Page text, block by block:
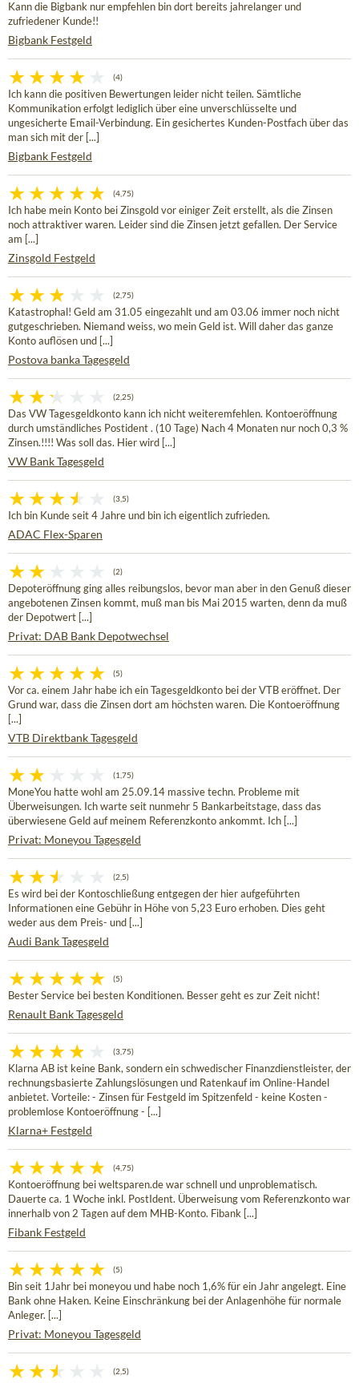
Kann die Bigbank nur empfehlen bin dort bereits jahrelanger und
zufriedener Kunde!!
Bigbank Festgeld
(4)
Ich kann die positiven Bewertungen leider nicht teilen. Sämtliche
Kommunikation erfolgt lediglich über eine unverschlüsselte und
ungesicherte Email-Verbindung. Ein gesichertes Kunden-Postfach über das
man sich mit der [...]
Bigbank Festgeld
(4,75)
Ich habe mein Konto bei Zinsgold vor einiger Zeit erstellt, als die Zinsen
noch attraktiver waren. Leider sind die Zinsen jetzt gefallen. Der Service
am [...]
Zinsgold Festgeld
(2,75)
Katastrophal! Geld am 31.05 eingezahlt und am 03.06 immer noch nicht
gutgeschrieben. Niemand weiss, wo mein Geld ist. Will daher das ganze
Konto auflösen und [...]
Postova banka Tagesgeld
(2,25)
Das VW Tagesgeldkonto kann ich nicht weiteremfehlen. Kontoeröffnung
durch umständliches Postident . (10 Tage) Nach 4 Monaten nur noch 0,3 %
Zinsen.!!!! Was soll das. Hier wird [...]
VW Bank Tagesgeld
(3,5)
Ich bin Kunde seit 4 Jahre und bin ich eigentlich zufrieden.
ADAC Flex-Sparen
(2)
Depoteröffnung ging alles reibungslos, bevor man aber in den Genuß dieser
angebotenen Zinsen kommt, muß man bis Mai 2015 warten, denn da muß
der Depotwert [...]
Privat: DAB Bank Depotwechsel
(5)
Vor ca. einem Jahr habe ich ein Tagesgeldkonto bei der VTB eröffnet. Der
Grund war, dass die Zinsen dort am höchsten waren. Die Kontoeröffnung
[...]
VTB Direktbank Tagesgeld
(1,75)
MoneYou hatte wohl am 25.09.14 massive techn. Probleme mit
Überweisungen. Ich warte seit nunmehr 5 Bankarbeitstage, dass das
überwiesene Geld auf meinem Referenzkonto ankommt. Ich [...]
Privat: Moneyou Tagesgeld
(2,5)
Es wird bei der Kontoschließung entgegen der hier aufgeführten
Informationen eine Gebühr in Höhe von 5,23 Euro erhoben. Dies geht
weder aus dem Preis- und [...]
Audi Bank Tagesgeld
(5)
Bester Service bei besten Konditionen. Besser geht es zur Zeit nicht!
Renault Bank Tagesgeld
(3,75)
Klarna AB ist keine Bank, sondern ein schwedischer Finanzdienstleister, der
rechnungsbasierte Zahlungslösungen und Ratenkauf im Online-Handel
anbietet. Vorteile: - Zinsen für Festgeld im Spitzenfeld - keine Kosten -
problemlose Kontoeröffnung - [...]
Klarna+ Festgeld
(4,75)
Kontoeröffnung bei weltsparen.de war schnell und unproblematisch.
Dauerte ca. 1 Woche inkl. PostIdent. Überweisung vom Referenzkonto war
innerhalb von 2 Tagen auf dem MHB-Konto. Fibank [...]
Fibank Festgeld
(5)
Bin seit 1Jahr bei moneyou und habe noch 1,6% für ein Jahr angelegt. Eine
Bank ohne Haken. Keine Einschränkung bei der Anlagenhöhe für normale
Anleger. [...]
Privat: Moneyou Tagesgeld
(2,5)